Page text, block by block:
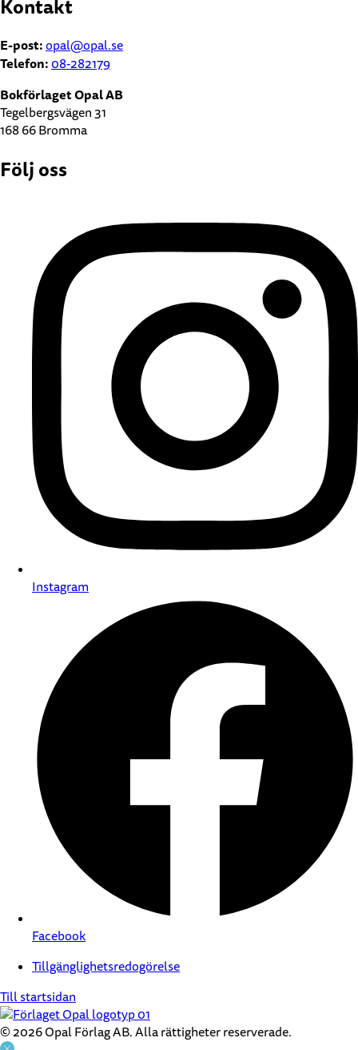
Kontakt
E-post:opal@opal.se
Telefon:08-282179
Bokförlaget Opal AB
Tegelbergsvägen 31
168 66 Bromma
Följ oss
Instagram
Facebook
Tillgänglighetsredogörelse
Till startsidan
© 2026 Opal Förlag AB. Alla rättigheter reserverade.